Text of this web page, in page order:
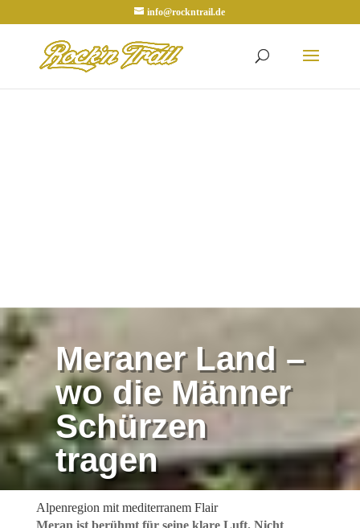
info@rockntrail.de
Meraner Land –
wo die Männer
Schürzen
tragen
Italien ,Reiseberichte
Alpenregion mit mediterranem Flair
Meran ist berühmt für seine klare Luft. Nicht